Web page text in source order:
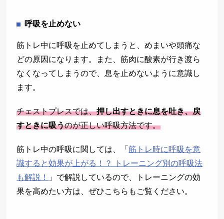
呼吸を止めない
筋トレ中に呼吸を止めてしまうと、めまいや頭痛な
どの原因になります。また、筋肉に酸素が行き渡ら
なくなってしまうので、息を止めないように意識し
ます。
チェストプレスでは、押し出すときに息を吐き、戻
すときに吸うのが正しい呼吸方法です。
筋トレ中の呼吸に関しては、「筋トレ時に呼吸を意
識すると効果が上がる！？ トレーニング別の呼吸法
も解説！
」で解説しているので、トレーニングの効
果を高めたい方は、ぜひこちらもご覧ください。